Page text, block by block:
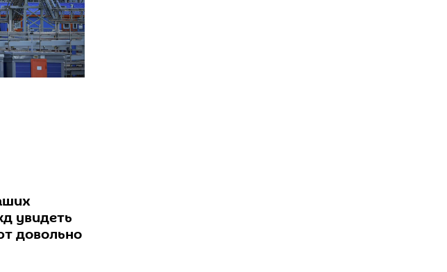
увидеть
довольно